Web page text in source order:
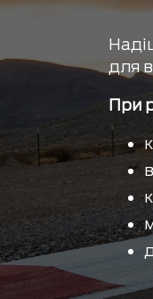
для
При